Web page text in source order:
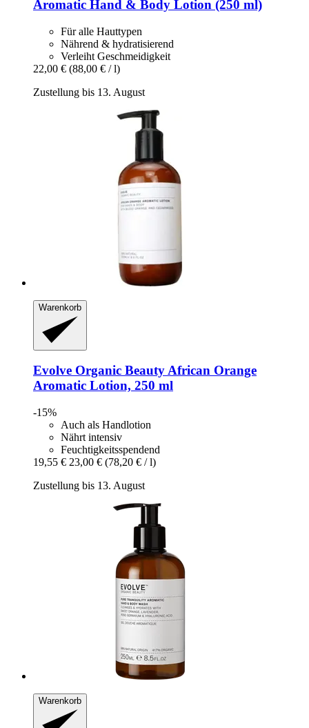
Aromatic Hand & Body Lotion (250 ml)
Für alle Hauttypen
Nährend & hydratisierend
Verleiht Geschmeidigkeit
22,00 € (88,00 € / l)
Zustellung bis 13. August
Warenkorb
Evolve Organic BeautyAfrican Orange
Aromatic Lotion, 250 ml
-15%
Auch als Handlotion
Nährt intensiv
Feuchtigkeitsspendend
19,55 € 23,00 € (78,20 € / l)
Zustellung bis 13. August
Warenkorb